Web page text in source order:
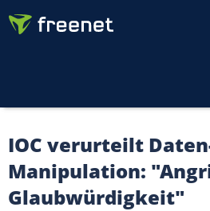
IOC verurteilt
Manipulation:
Glaubwürdigkeit"